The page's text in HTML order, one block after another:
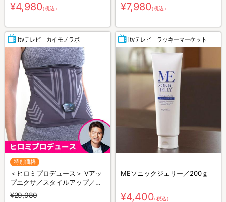
¥4,980（税込） ¥7,980（税込）
itvテレビ カイモノラボ
特別価格
＜ヒロミプロデュース＞ Vアッ
プエクサ／スタイルアップ／お
腹用EMS
¥29,980
itvテレビ ラッキーマーケット
MEソニックジェリー／200ｇ
¥4,400（税込）